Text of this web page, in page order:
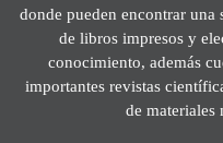
donde pueden encontrar
de libros impresos y
conocimiento, además
importantes revistas
de materiales